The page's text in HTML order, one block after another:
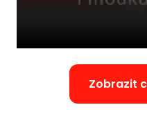
Zobrazit